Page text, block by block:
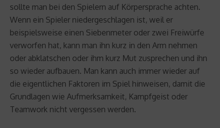
sollte man bei den Spielern auf Körpersprache achten.
Wenn ein Spieler niedergeschlagen ist, weil er
beispielsweise einen Siebenmeter oder zwei Freiwürfe
verworfen hat, kann man ihn kurz in den Arm nehmen
oder abklatschen oder ihm kurz Mut zusprechen und ihn
so wieder aufbauen. Man kann auch immer wieder auf
die eigentlichen Faktoren im Spiel hinweisen, damit die
Grundlagen wie Aufmerksamkeit, Kampfgeist oder
Teamwork nicht vergessen werden.